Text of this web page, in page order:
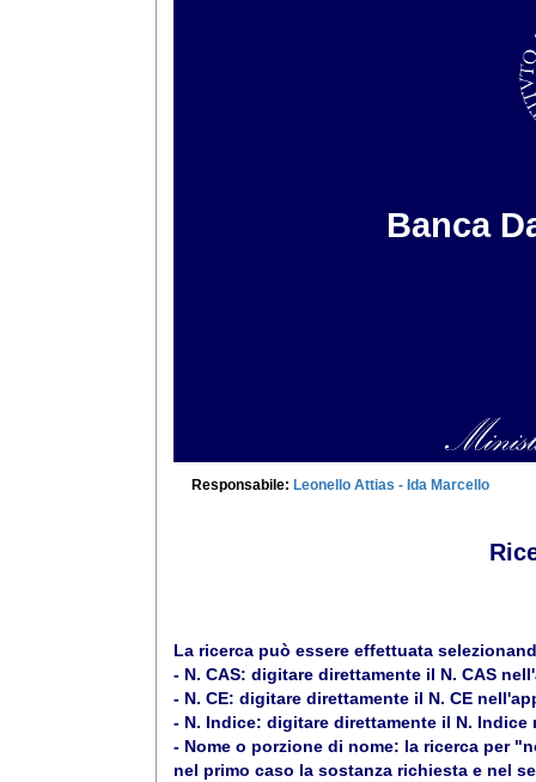
Banca
Responsabile:Leonello Attias -Ida Marcello
La ricerca può essere effettuata
- N. CAS: digitare direttamente il N. CAS
- N. CE: digitare direttamente il N. CE
- N. Indice: digitare direttamente il N.
- Nome o porzione di nome: la ricerca per
nel primo caso la sostanza richiesta e nel